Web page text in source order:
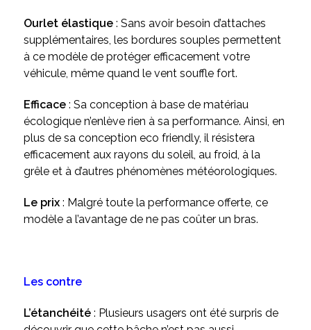
Ourlet élastique: Sans avoir besoin d’attaches
supplémentaires, les bordures souples permettent
à ce modèle de protéger efficacement votre
véhicule, même quand le vent souffle fort.
Efficace: Sa conception à base de matériau
écologique n’enlève rien à sa performance. Ainsi, en
plus de sa conception eco friendly, il résistera
efficacement aux rayons du soleil, au froid, à la
grêle et à d’autres phénomènes météorologiques.
Le prix: Malgré toute la performance offerte, ce
modèle a l’avantage de ne pas coûter un bras.
Les contre
L’étanchéité: Plusieurs usagers ont été surpris de